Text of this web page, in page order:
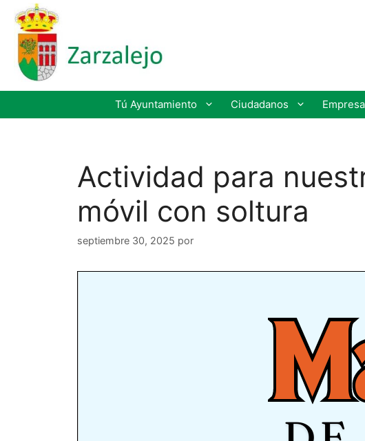
Tú Ayuntamiento Ciudadanos
Actividad para
móvil con soltura
septiembre 30, 2025 por